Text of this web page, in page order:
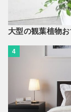
大型の観葉植物
4